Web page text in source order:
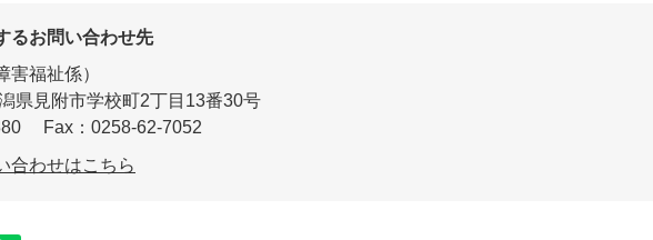
るお問い合わせ先
害福祉係
県見附市学校町2丁目13番30号
Fax：0258-62-7052
合わせはこちら